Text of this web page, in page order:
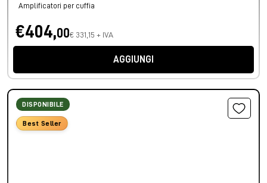
Amplificatori per cuffia
€404,00€ 331,15 + IVA
AGGIUNGI
DISPONIBILE
Best Seller